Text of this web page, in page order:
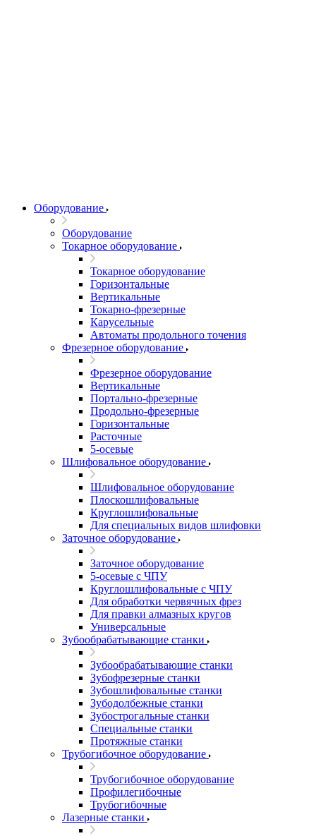
Оборудование
Оборудование
Токарное оборудование
Токарное оборудование
Горизонтальные
Вертикальные
Токарно-фрезерные
Карусельные
Автоматы продольного точения
Фрезерное оборудование
Фрезерное оборудование
Вертикальные
Портально-фрезерные
Продольно-фрезерные
Горизонтальные
Расточные
5-осевые
Шлифовальное оборудование
Шлифовальное оборудование
Плоскошлифовальные
Круглошлифовальные
Для специальных видов шлифовки
Заточное оборудование
Заточное оборудование
5-осевые с ЧПУ
Круглошлифовальные с ЧПУ
Для обработки червячных фрез
Для правки алмазных кругов
Универсальные
Зубообрабатывающие станки
Зубообрабатывающие станки
Зубофрезерные станки
Зубошлифовальные станки
Зубодолбежные станки
Зубострогальные станки
Специальные станки
Протяжные станки
Трубогибочное оборудование
Трубогибочное оборудование
Профилегибочные
Трубогибочные
Лазерные станки